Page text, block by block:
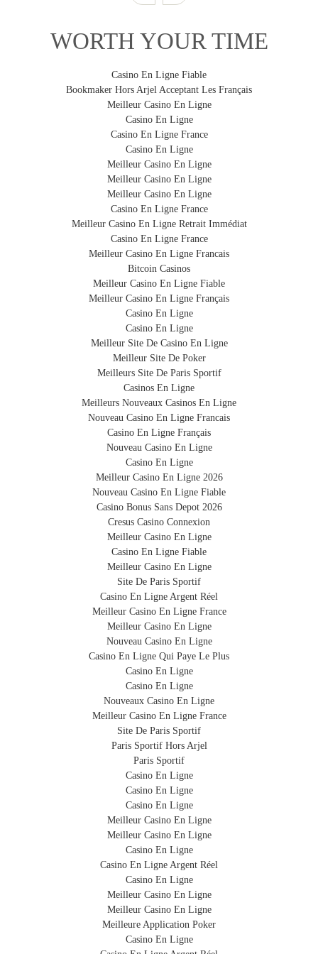
Anonyme:le personnel aéroportuaire n'a aucune
Permanent et flexible :pas besoin de remplir une
nouvelle étiquette à chaque fois que vous voyagez ou
changez de valise.
parce que votre étiquette fait partie intégrante
de la housse, elle ne peut pas être arrachée.
une preuve visible de propriété réduit les
Conforme aux lois locales : de nombreux pays, aéroports,
gares, transporteurs, compagnies aériennes requièrent
l'identification obligatoire des bagages.
Comment fonctionne le système de traçabilité de ma
1. Activation de votre housse BibeliB sur le site
www.BibeliB.com ou avec votre smartphone en flashant
le QR code.
2. Hélas, votre bagage est égaré - comme 30 millions
d'autres bagages par an.
3. Le personnel aéroportuaire identifie immédiatement
votre valise parmi les autres bagages perdus et vous
prévient de sa localisation.
4. Vous recevez une alerte par email et par sms.
5. Le personnel aéroportuaire vous restitue votre bagage.
l'accessoire indispensable pour protéger vos valises
INTELLIGENTE
système de traçabilité intégré permet de
retrouver votre valise.
SIMPLE
La housse se met ou s’enlève en 30 secondes.
EXTENSIBLE
Elle s’adapte sur la majorité des valises qui vont en
soute (de 60 à 86 cm).
PROTECTRICE
Elle protège votre valise contre les rayures et les
dommages légers.
ECOLOGIQUE
Se délestant de l’image polluante du plastique, la
housse respecte l’environnement et le
développement durable.
IMPERMEABLE
Elle n’absorbe pas l’eau de telle sorte que la pluie et
les liquides ruissellent sur votre valise.
WORTH YOUR TIME
Casino En Ligne Fiable
Bookmaker Hors Arjel Acceptant Les Français
Meilleur Casino En Ligne
Casino En Ligne
Casino En Ligne France
Casino En Ligne
Meilleur Casino En Ligne
Meilleur Casino En Ligne
Meilleur Casino En Ligne
Casino En Ligne France
Meilleur Casino En Ligne Retrait Immédiat
Casino En Ligne France
Meilleur Casino En Ligne Francais
Bitcoin Casinos
Meilleur Casino En Ligne Fiable
Meilleur Casino En Ligne Français
Casino En Ligne
Casino En Ligne
Meilleur Site De Casino En Ligne
Meilleur Site De Poker
Meilleurs Site De Paris Sportif
Casinos En Ligne
Meilleurs Nouveaux Casinos En Ligne
Nouveau Casino En Ligne Francais
Casino En Ligne Français
Nouveau Casino En Ligne
Casino En Ligne
Meilleur Casino En Ligne 2026
Nouveau Casino En Ligne Fiable
Casino Bonus Sans Depot 2026
Cresus Casino Connexion
Meilleur Casino En Ligne
Casino En Ligne Fiable
Meilleur Casino En Ligne
Site De Paris Sportif
Casino En Ligne Argent Réel
Meilleur Casino En Ligne France
Meilleur Casino En Ligne
Nouveau Casino En Ligne
Casino En Ligne Qui Paye Le Plus
Casino En Ligne
Casino En Ligne
Nouveaux Casino En Ligne
Meilleur Casino En Ligne France
Site De Paris Sportif
Paris Sportif Hors Arjel
Paris Sportif
Casino En Ligne
Casino En Ligne
Casino En Ligne
Meilleur Casino En Ligne
Meilleur Casino En Ligne
Casino En Ligne
Casino En Ligne Argent Réel
Casino En Ligne
Meilleur Casino En Ligne
Meilleur Casino En Ligne
Meilleure Application Poker
Casino En Ligne